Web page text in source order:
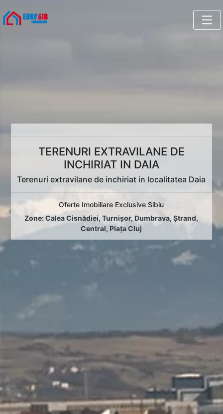
TERENURI EXTRAVILANE DE
INCHIRIAT IN DAIA
Terenuri extravilane de inchiriat in localitatea Daia
Oferte Imobiliare Exclusive Sibiu
Zone:Calea Cisnădiei,Turnișor,Dumbrava,Ștrand,
Central, Piața Cluj